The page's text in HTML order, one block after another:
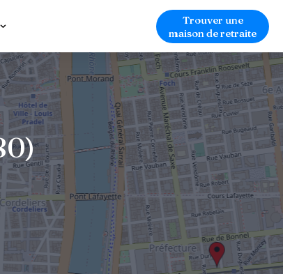
Trouver une
maison de retraite